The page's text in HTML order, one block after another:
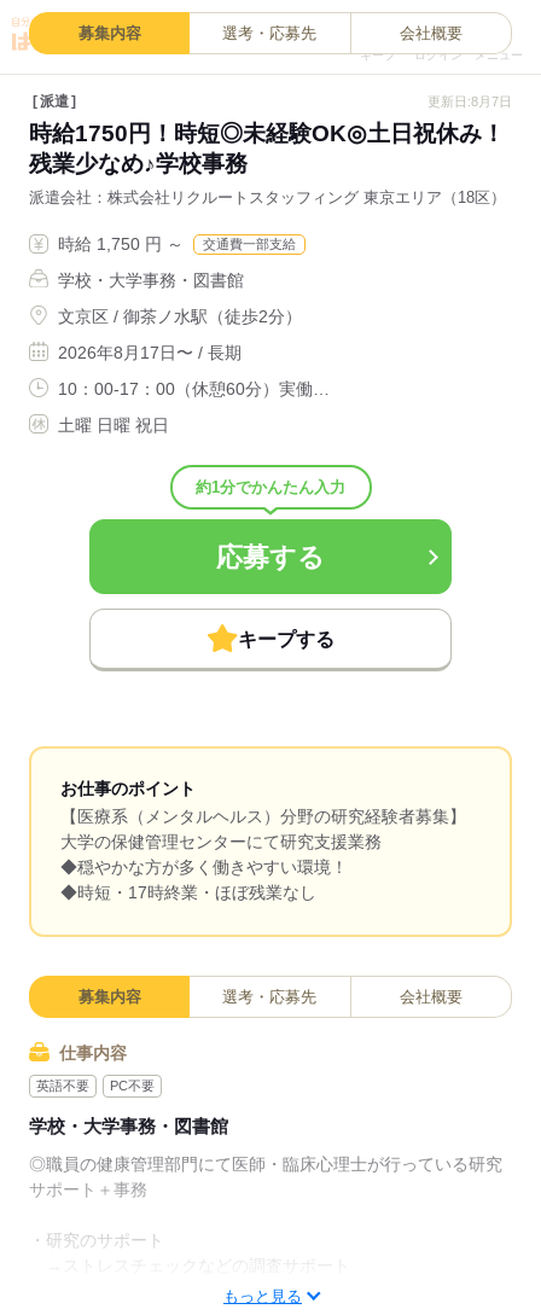
キープ ログイン メニュー
募集内容 選考・応募先 会社概要
派遣 更新日:8月7日
時給1750円！時短◎未経験OK◎土日祝休み！
残業少なめ♪学校事務
派遣会社 株式会社リクルートスタッフィング 東京エリア（18区）
時給 1,750 円 ～ 交通費一部支給
学校・大学事務・図書館
文京区 / 御茶ノ水駅（徒歩2分）
2026年8月17日〜 / 長期
10：00-17：00（休憩60分）実働…
土曜 日曜 祝日
約1分でかんたん入力
応募する
キープする
お仕事のポイント
【医療系（メンタルヘルス）分野の研究経験者募集】
大学の保健管理センターにて研究支援業務
◆穏やかな方が多く働きやすい環境！
◆時短・17時終業・ほぼ残業なし
募集内容 選考・応募先 会社概要
仕事内容
英語不要 PC不要
学校・大学事務・図書館
◎職員の健康管理部門にて医師・臨床心理士が行っている研究
サポート＋事務
・研究のサポート
→調査データ取りまとめ、集計・分析
もっと見る